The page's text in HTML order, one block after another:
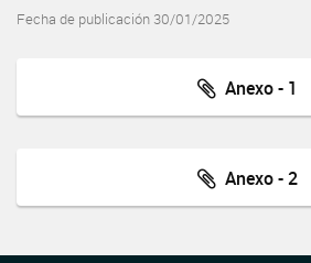
Fecha de publicación 30/01/2025
Anexo - 1
Anexo - 2